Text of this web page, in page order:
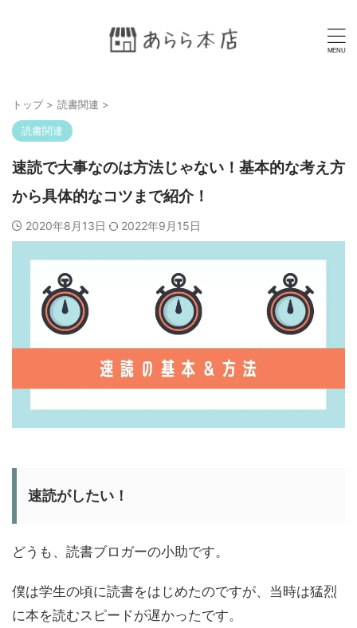
トップ > 読書関連 >
読書関連
速読で大事なのは方法じゃない！基本的な考え方
から具体的なコツまで紹介！
2020年8月13日 2022年9月15日
速読がしたい！
どうも、読書ブロガーの小助です。
僕は学生の頃に読書をはじめたのですが、当時は猛烈
に本を読むスピードが遅かったです。